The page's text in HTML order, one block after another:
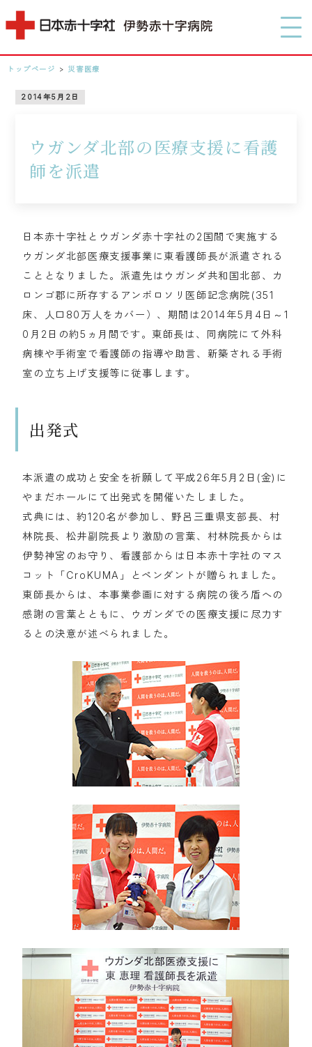
MENU
0596-28-2171
検索する
トップページ > 災害医療
ウガンダ北部の医療支援に看護
師を派遣
2014年5月2日
日本赤十字社とウガンダ赤十字社の2国間で実施する
ウガンダ北部医療支援事業に東看護師長が派遣される
こととなりました。派遣先はウガンダ共和国北部、カ
ロンゴ郡に所存するアンボロソリ医師記念病院(351
床、人口80万人をカバー）、期間は2014年5月4日～1
0月2日の約5ヵ月間です。東師長は、同病院にて外科
病棟や手術室で看護師の指導や助言、新築される手術
室の立ち上げ支援等に従事します。
出発式
本派遣の成功と安全を祈願して平成26年5月2日(金)に
やまだホールにて出発式を開催いたしました。
式典には、約120名が参加し、野呂三重県支部長、村
林院長、松井副院長より激励の言葉、村林院長からは
伊勢神宮のお守り、看護部からは日本赤十字社のマス
コット「CroKUMA」とペンダントが贈られました。
東師長からは、本事業参画に対する病院の後ろ盾への
感謝の言葉とともに、ウガンダでの医療支援に尽力す
るとの決意が述べられました。